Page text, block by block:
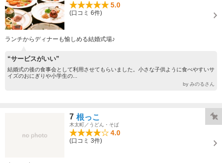
5.0
(口コミ 6件)
ランチからディナーも愉しめる結婚式場♪
“サービスがいい”
結婚式の後の食事会として利用させてもらいました。小さな子供ように食べやすいサ
イズのおにぎりや小学生の...
by みのるさん
7 根っこ
木太町／うどん・そば
4.0
(口コミ 3件)